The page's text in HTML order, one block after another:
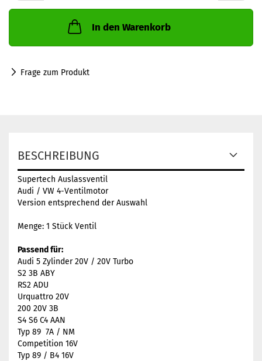
In den Warenkorb
Frage zum Produkt
BESCHREIBUNG
Supertech Auslassventil
Audi / VW 4-Ventilmotor
Version entsprechend der Auswahl
Menge: 1 Stück Ventil
Passend für:
Audi 5 Zylinder 20V / 20V Turbo
S2 3B ABY
RS2 ADU
Urquattro 20V
200 20V 3B
S4 S6 C4 AAN
Typ 89 7A / NM
Competition 16V
Typ 89 / B4 16V